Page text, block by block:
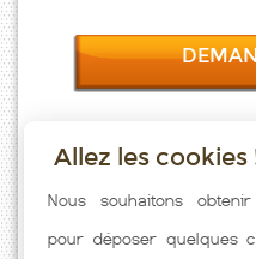
Taux emprunt actualisés
Immobilier pratiqués par nos
hors assurance. Taux crédit
Allez les cookies
Nous souhaitons
pour déposer quelques